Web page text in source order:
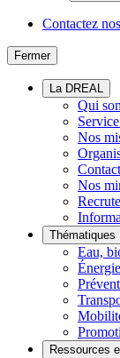
Contactez
Fermer
La DREAL
Qui
Nos
Nos
Thématiques
Eau,
Ressources